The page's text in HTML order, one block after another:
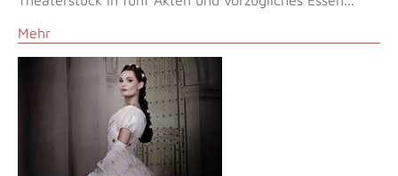
Mehr